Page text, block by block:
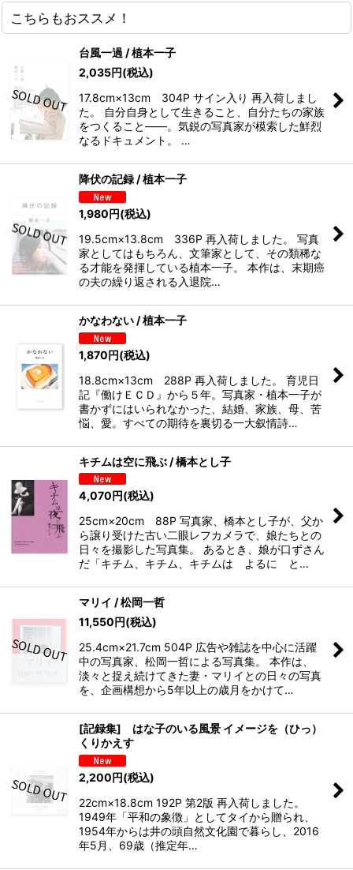
こちらもおススメ！
台風一過 / 植本一子
2,035円(税込)
17.8cm×13cm 304P サイン入り 再入荷しまし
た。 自分自身として生きること、自分たちの家族
をつくること――。気鋭の写真家が模索した鮮烈
なるドキュメント。 …
降伏の記録 / 植本一子
1,980円(税込)
19.5cm×13.8cm 336P 再入荷しました。 写真
家としてはもちろん、文筆家として、その類稀な
る才能を発揮している植本一子。 本作は、末期癌
の夫の繰り返される入退院…
かなわない / 植本一子
1,870円(税込)
18.8cm×13cm 288P 再入荷しました。 育児日
記『働けＥＣＤ』から５年。写真家・植本一子が
書かずにはいられなかった、結婚、家族、母、苦
悩、愛。すべての期待を裏切る一大叙情詩…
キチムは空に飛ぶ / 橋本とし子
4,070円(税込)
25cm×20cm 88P 写真家、橋本とし子が、父か
ら譲り受けた古い二眼レフカメラで、娘たちとの
日々を撮影した写真集。 あるとき、娘が口ずさん
だ「キチム、キチム、キチムは よるに と…
マリイ / 松岡一哲
11,550円(税込)
25.4cm×21.7cm 504P 広告や雑誌を中心に活躍
中の写真家、松岡一哲による写真集。 本作は、
淡々と捉え続けてきた妻・マリイとの日々の写真
を、企画構想から5年以上の歳月をかけて…
[記録集] はな子のいる風景 イメージを（ひっ）
くりかえす
2,200円(税込)
22cm×18.8cm 192P 第2版 再入荷しました。
1949年「平和の象徴」としてタイから贈られ、
1954年からは井の頭自然文化園で暮らし、2016
年5月、69歳（推定年…